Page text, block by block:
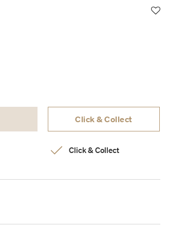
Click & Collect
Click & Collect